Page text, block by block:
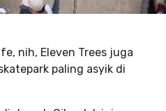
nih, Eleven Trees juga
paling asyik di